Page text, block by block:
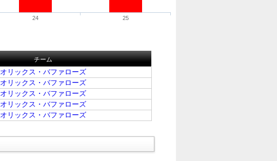
24 25
チーム
オリックス・バファローズ
オリックス・バファローズ
オリックス・バファローズ
オリックス・バファローズ
オリックス・バファローズ